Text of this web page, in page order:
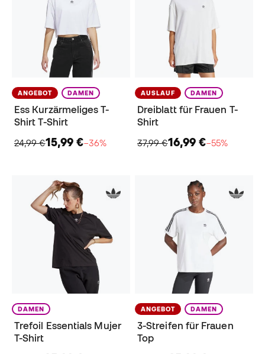
ANGEBOT DAMEN
Ess Kurzärmeliges T-
Shirt T-Shirt
24,99 €15,99 €−36%
AUSLAUF DAMEN
Dreiblatt für Frauen T-
Shirt
37,99 €16,99 €−55%
DAMEN
Trefoil Essentials Mujer
T-Shirt
ANGEBOT DAMEN
3-Streifen für Frauen
Top